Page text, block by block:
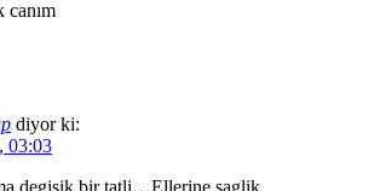
canım
diyor ki:
03:03
degisik bir tatli…Ellerine saglik